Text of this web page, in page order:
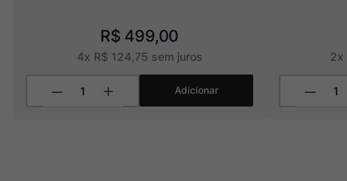
R$ 499,00
4x R$ 124 75 sem juros
Adicionar
2x